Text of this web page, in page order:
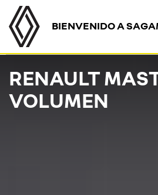
BIENVENIDO A
RENAULT
VOLUMEN